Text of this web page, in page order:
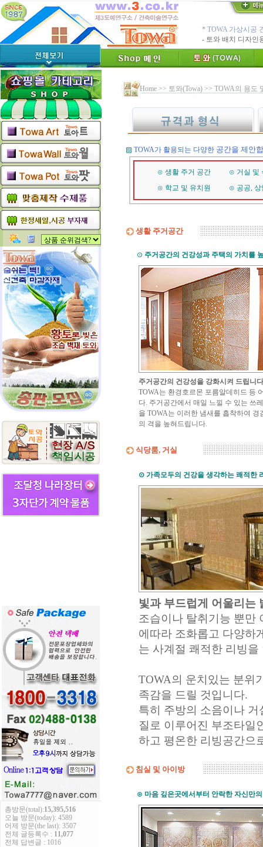
* TOWA 가상시공
- 토와 배치 디자인
* TOWA 회원가입
-토와, 첫구매시 배
[안내]신용카드 결
- 특허,의장,상표권
친환경 Bio
"토와"(
[공지]카탈로그,토
인테리어타일, 기
[알림]
숨쉬는 조
총방문(total):15,395,516
오늘 방문(today): 4589
어제 방문(the last): 3507
전체 글등록수 : 11,077
전체 답변글 : 1016
Home >> 토와(Towa) >> TOWA의 용도
▨TOWA가 활용되는 다양한 공간을 제안
⊙ 생활 주거 공간
⊙ 거실 및
⊙ 학교 및 유치원
⊙ 공공, 상
생활 주거공간
⊙ 주거공간의 건강성과 주택의 가치를
주거공간의 건강성을 강화시켜 드립니
TOWA는 환경호르몬 포름알데히드 등
다. 주거공간에서 매일 느낄 수 있는 쓰
을 TOWA는 이러한 냄새를 흡착하여
의 격을 높혀드립니다.
식당룸, 거실
⊙ 가족모두의 건강을 생각하는 쾌적한
빛과 부드럽게 어울리는
조습이나 탈취기능 뿐만
에따라 조화롭고 다양하
는 사계절 쾌적한 리빙을
TOWA의 운치있는 분위
족감을 드릴 것입니다.
특히 주방의 소음이나
질로 이루어진 부조타일
하고 평온한 리빙공간으
침실 및 아이방
⊙ 마음 깊은곳에서부터 안락한 자신만